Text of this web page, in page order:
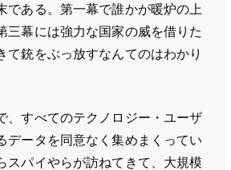
である。第一幕で誰かが暖炉の上
三幕には強力な国家の威を借りた
て銃をぶっ放すなんてのはわかり
、すべてのテクノロジー・ユーザ
データを同意なく集めまくってい
スパイやらが訪ねてきて、大規模